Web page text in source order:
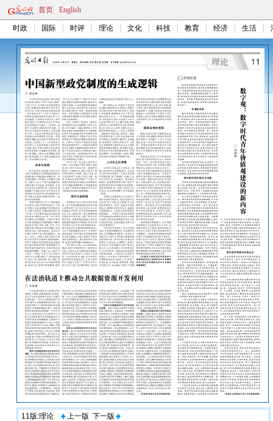
首页 English
时政 国际 时评 理论 文化 科技 教育 经济 生活
11版:理论 上一版 下一版